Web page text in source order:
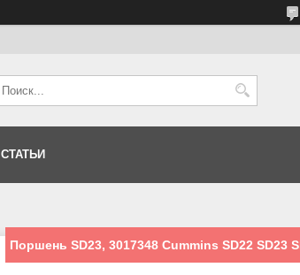
СТАТЬИ
Поршень SD23, 3017348 Cummins SD22 SD23